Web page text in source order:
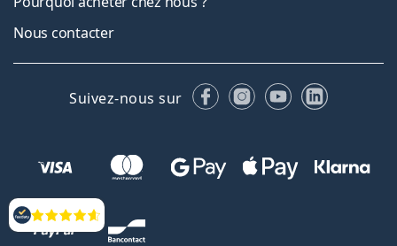
Évaluation
Nous contacter
Suivez-nous sur FacebookInstagram
YouTubeLinkedIn